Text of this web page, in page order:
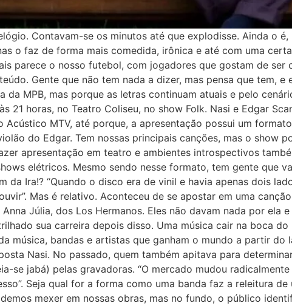
Contavam-se os minutos até que explodisse. Ainda o
o faz de forma mais comedida, irônica e até com uma
parece o nosso futebol, com jogadores que gostam de ser
Gente que não tem nada a dizer, mas pensa que tem, e
MPB, mas porque as letras continuam atuais e pelo
21 horas, no Teatro Coliseu, no show Folk. Nasi e Edgar
MTV, até porque, a apresentação possui um
do Edgar. Tem nossas principais canções, mas o show
apresentação em teatro e ambientes introspectivos
elétricos. Mesmo sendo nesse formato, tem gente que
da Ira!? “Quando o disco era de vinil e havia apenas dois
Mas é relativo. Aconteceu de se apostar em uma
Júlia, dos Los Hermanos. Eles não davam nada por ela
sua carreira depois disso. Uma música cair na boca
música, bandas e artistas que ganham o mundo a partir do
Nasi. No passado, quem também apitava para
se jabá) pelas gravadoras. “O mercado mudou
Seja qual for a forma como uma banda faz a releitura
mexer em nossas obras, mas no fundo, o público